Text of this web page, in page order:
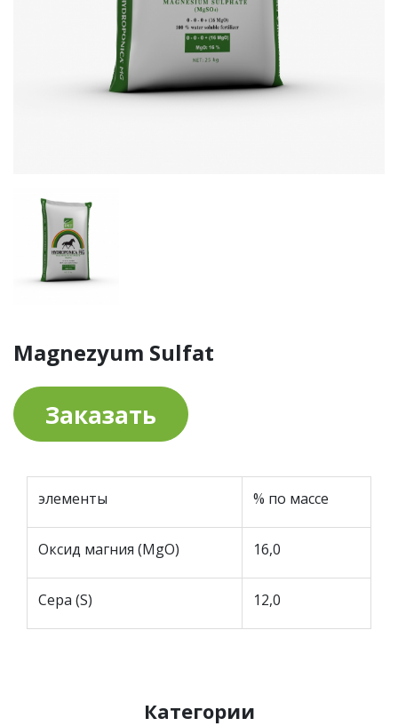
Magnezyum Sulfat
Заказать
элементы % по массе
Оксид магния (MgO) 16,0
Сера (S) 12,0
Категории